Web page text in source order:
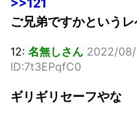
ご兄弟ですかという
12: 名無しさん 2022/08/
ID:7t3EPqfC0
ギリギリセーフやな